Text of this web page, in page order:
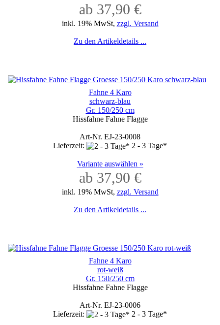
ab 37,90 €
inkl. 19% MwSt, zzgl. Versand
Zu den Artikeldetails ...
Fahne 4 Karo
schwarz-blau
Gr. 150/250 cm
Hissfahne Fahne Flagge
Art-Nr. EJ-23-0008
Lieferzeit:
2 - 3 Tage*
Variante auswählen »
ab 37,90 €
inkl. 19% MwSt, zzgl. Versand
Zu den Artikeldetails ...
Fahne 4 Karo
rot-weiß
Gr. 150/250 cm
Hissfahne Fahne Flagge
Art-Nr. EJ-23-0006
Lieferzeit:
2 - 3 Tage*